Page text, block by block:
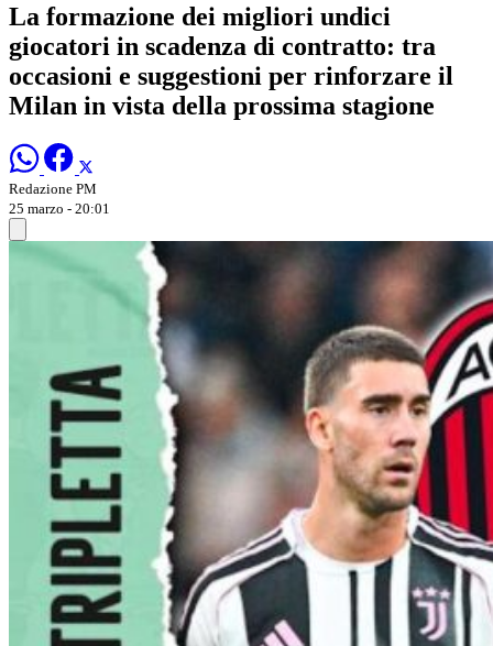
La formazione dei migliori undici
giocatori in scadenza di contratto: tra
occasioni e suggestioni per rinforzare il
Milan in vista della prossima stagione
Redazione PM
25 marzo - 20:01